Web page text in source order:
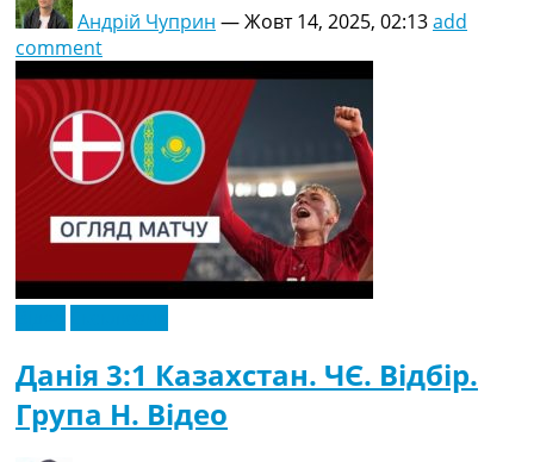
Андрій Чуприн —Жовт 14, 2025, 02:13add
comment
Данія 3:1 Казахстан. ЧЄ. Відбір.
Група H. Відео